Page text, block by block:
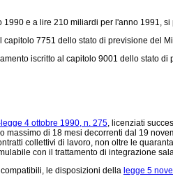
e a lire 210 miliardi per l'anno 1991, si
7751 dello stato di previsione del
iscritto al capitolo 9001 dello stato
4 ottobre 1990, n. 275, licenziati
massimo di 18 mesi decorrenti dal 19
collettivi di lavoro, non oltre le
con il trattamento di integrazione
le disposizioni della legge 5